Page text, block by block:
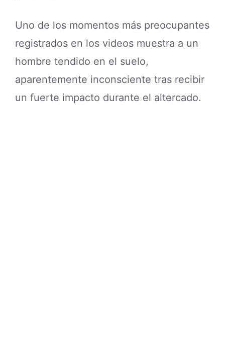
Uno de los momentos más preocupantes
registrados en los videos muestra a un
hombre tendido en el suelo,
aparentemente inconsciente tras recibir
un fuerte impacto durante el altercado.